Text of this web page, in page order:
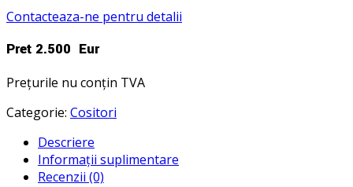
Contacteaza-ne pentru detalii
Preț 2.500 Eur
Prețurile nu conțin TVA
Categorie: Cositori
Descriere
Informații suplimentare
Recenzii (0)